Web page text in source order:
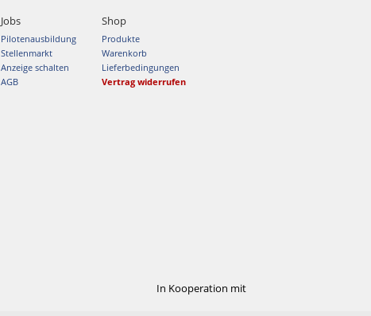
Jobs
Pilotenausbildung
Stellenmarkt
Anzeige schalten
AGB
Shop
Produkte
Warenkorb
Lieferbedingungen
Vertrag widerrufen
In Kooperation mit